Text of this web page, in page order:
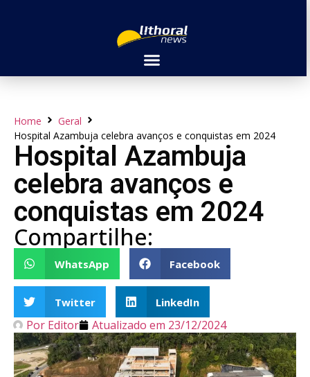
Home
Geral
Hospital Azambuja celebra avanços e conquistas em 2024
Hospital Azambuja
celebra avanços e
conquistas em 2024
Compartilhe:
WhatsApp Facebook
Twitter LinkedIn
Por Editor Atualizado em 23/12/2024